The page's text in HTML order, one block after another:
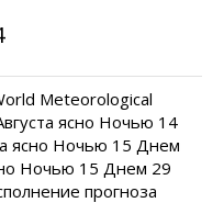
Meteorological
ясно Ночью 14
ясно Ночью 15 Днем
Ночью 15 Днем 29
прогноза